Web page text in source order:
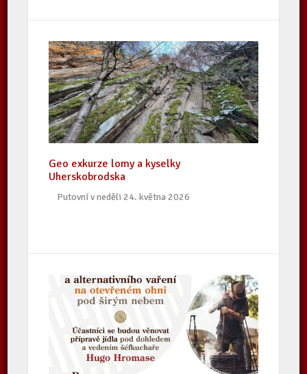
Geo exkurze lomy a kyselky
Uherskobrodska
Putovní v neděli 24. května 2026